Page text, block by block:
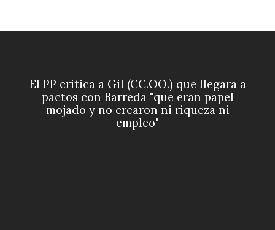
El PP critica a Gil (CC.OO.) que llegara a
pactos con Barreda "que eran papel
mojado y no crearon ni riqueza ni
empleo"